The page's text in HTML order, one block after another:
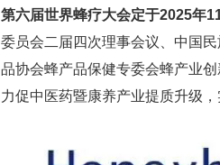
第六届世界蜂疗大会定于2025年
委员会二届四次理事会议、中国
品协会蜂产品保健专委会蜂产业
力促中医药暨康养产业提质升级